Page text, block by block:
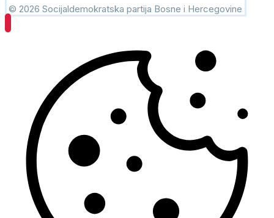
© 2026 Socijaldemokratska partija Bosne i Hercegovine